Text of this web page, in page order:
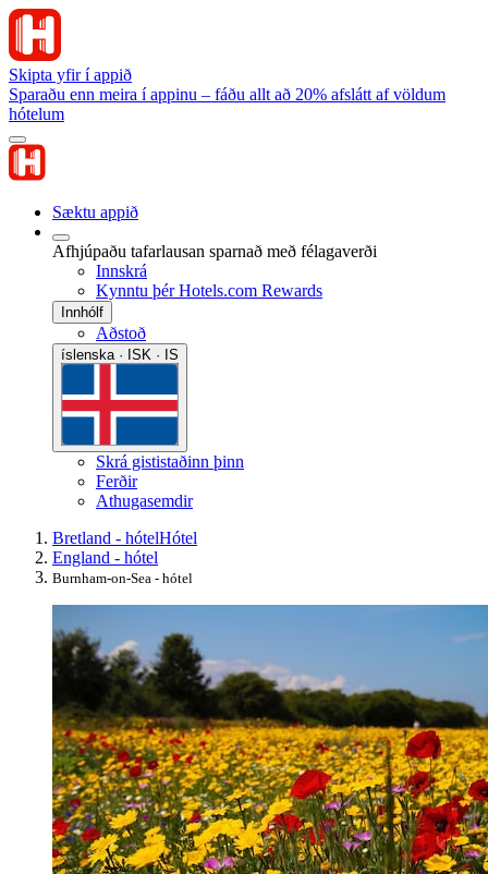
Skipta yfir í appið
Sparaðu enn meira í appinu – fáðu allt að 20% afslátt af völdum
hótelum
Sæktu appið
Afhjúpaðu tafarlausan sparnað með félagaverði
Innskrá
Kynntu þér Hotels.com Rewards
Innhólf
Aðstoð
íslenska · ISK · IS
Skrá gististaðinn þinn
Ferðir
Athugasemdir
Bretland - hótelHótel
England - hótel
Burnham-on-Sea - hótel